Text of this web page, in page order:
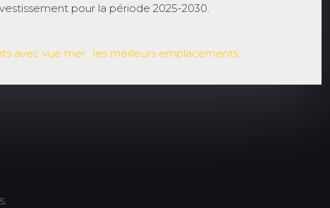
pour la période 2025-2030.
avec vue mer : les meilleurs emplacements